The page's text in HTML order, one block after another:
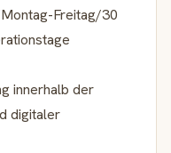
Freitag/30
innerhalb der
digitaler